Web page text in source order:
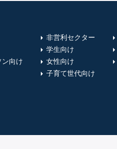
ン向け
非営利セクター
学生向け
女性向け
子育て世代向け